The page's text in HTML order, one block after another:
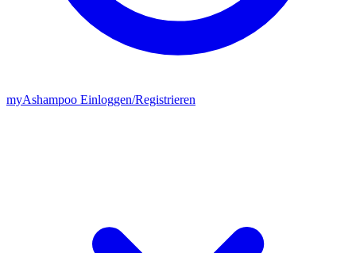
myAshampoo Einloggen/Registrieren